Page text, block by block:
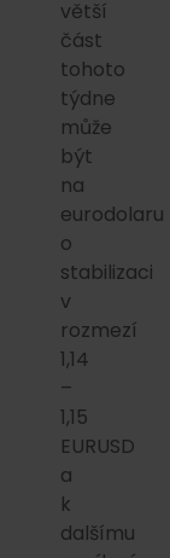
větší
část
tohoto
týdne
může
být
na
eurodolaru
o
stabilizaci
v
rozmezí
1,14
–
1,15
EURUSD
a
k
dalšímu